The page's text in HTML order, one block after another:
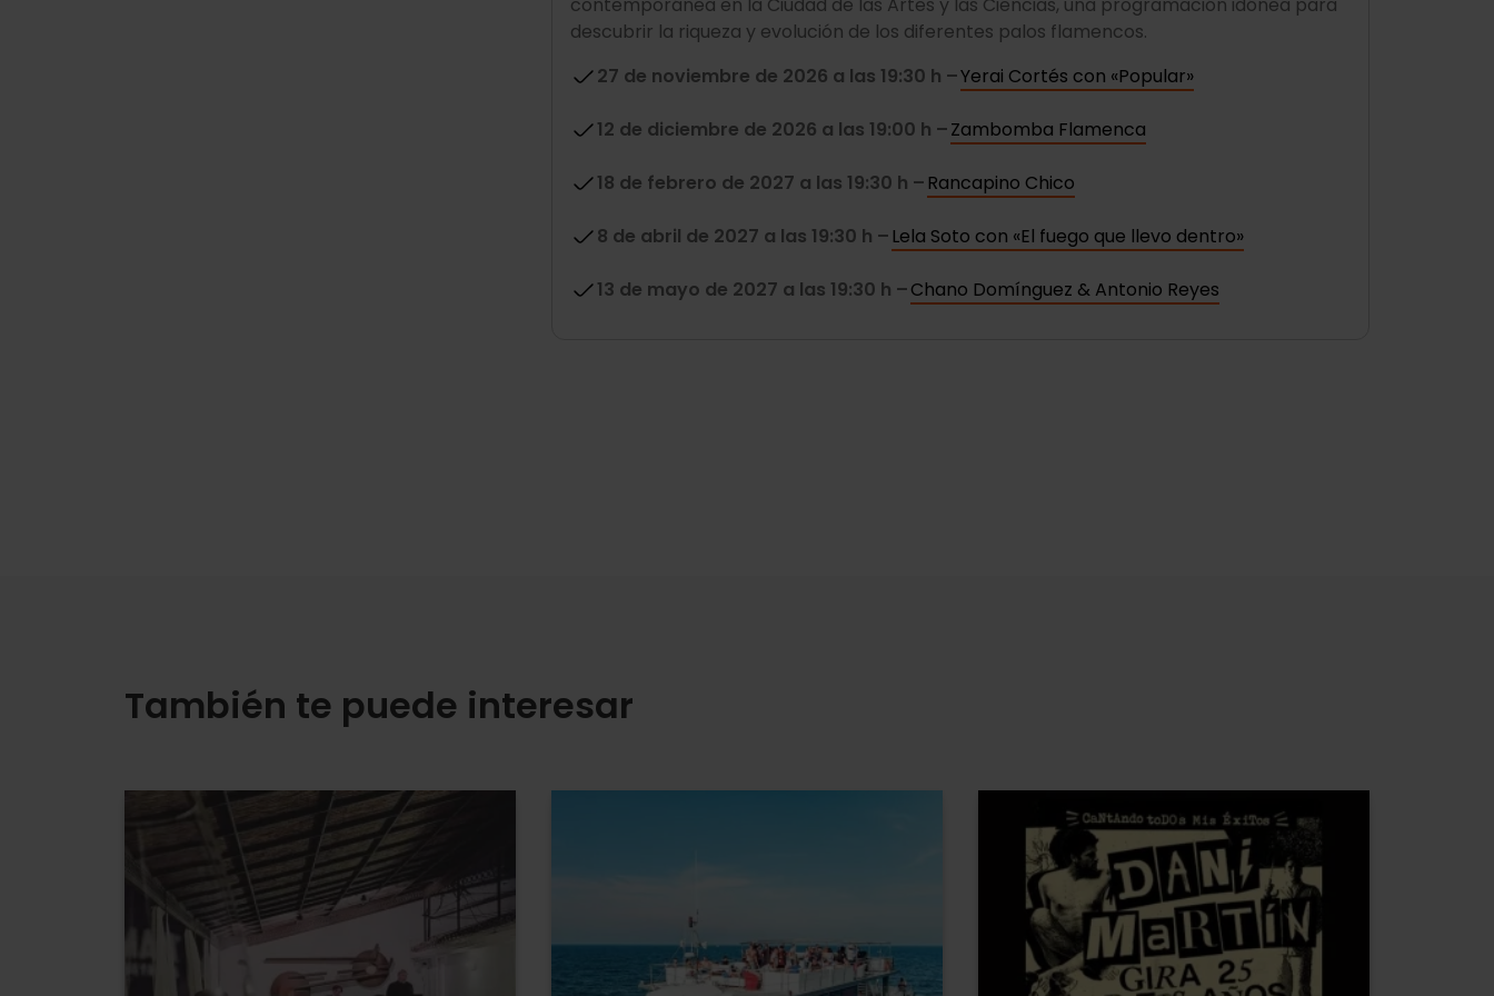
contemporánea en la Ciudad de las Artes y las Ciencias, una programación idónea para
descubrir la riqueza y evolución de los diferentes palos flamencos.
27 de noviembre de 2026 a las 19:30 h –Yerai Cortés con «Popular»
12 de diciembre de 2026 a las 19:00 h –Zambomba Flamenca
18 de febrero de 2027 a las 19:30 h – Rancapino Chico
8 de abril de 2027 a las 19:30 h – Lela Soto con «El fuego que llevo dentro»
13 de mayo de 2027 a las 19:30 h –Chano Domínguez & Antonio Reyes
También te puede interesar